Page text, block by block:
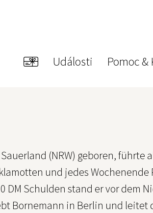
Události Pomoc
(NRW) geboren,
und jedes Wochenende
DM Schulden stand er vor dem
Bornemann in Berlin und